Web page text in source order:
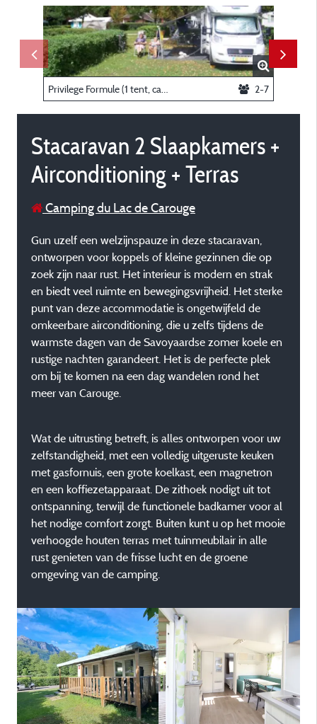
2-7
Stacaravan 2 Slaapkamers +
Airconditioning + Terras
Camping du Lac de Carouge
Gun uzelf een welzijnspauze in deze stacaravan,
ontworpen voor koppels of kleine gezinnen die op
zoek zijn naar rust. Het interieur is modern en strak
en biedt veel ruimte en bewegingsvrijheid. Het sterke
punt van deze accommodatie is ongetwijfeld de
omkeerbare airconditioning, die u zelfs tijdens de
warmste dagen van de Savoyaardse zomer koele en
rustige nachten garandeert. Het is de perfecte plek
om bij te komen na een dag wandelen rond het
meer van Carouge.
Wat de uitrusting betreft, is alles ontworpen voor uw
zelfstandigheid, met een volledig uitgeruste keuken
met gasfornuis, een grote koelkast, een magnetron
en een koffiezetapparaat. De zithoek nodigt uit tot
ontspanning, terwijl de functionele badkamer voor al
het nodige comfort zorgt. Buiten kunt u op het mooie
verhoogde houten terras met tuinmeubilair in alle
rust genieten van de frisse lucht en de groene
omgeving van de camping.